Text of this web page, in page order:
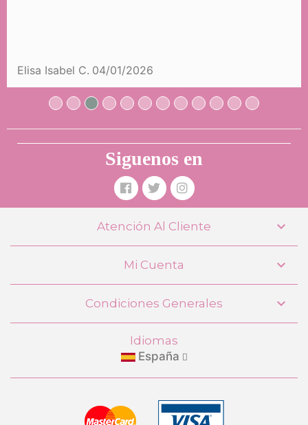
Elisa Isabel C. 04/01/2026
Siguenos en
Atención Al Cliente 
Mi Cuenta 
Condiciones Generales 
Idiomas
España